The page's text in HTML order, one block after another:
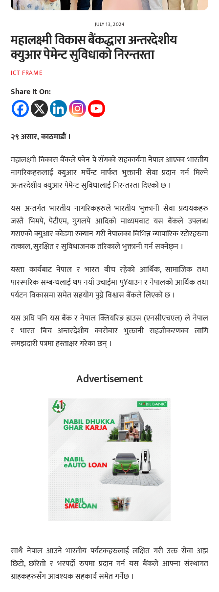
JULY 13, 2024
महालक्ष्मी विकास बैंकद्धारा अन्तरदेशीय
क्युआर पेमेन्ट सुविधाको निरन्तरता
ICT FRAME
Share It On:
२९ असार, काठमाडौं ।
महालक्ष्मी विकास बैंकले फोन पे सँगको सहकार्यमा नेपाल आएका भारतीय
नागरिकहरुलाई क्युआर मर्चेन्ट मार्फत भुक्तानी सेवा प्रदान गर्न मिल्ने
अन्तरदेशीय क्युआर पेमेन्ट सुविधालाई निरन्तरता दिएको छ ।
यस अन्तर्गत भारतीय नागरिकहरुले भारतीय भुक्तानी सेवा प्रदायकहरु
जस्तै भिमपे, पेटीएम, गुगलपे आदिको माध्यमबाट यस बैंकले उपलब्ध
गराएको क्युआर कोडमा स्क्यान गरी नेपालका विभिन्न व्यापारिक स्टोरहरुमा
तत्काल, सुरक्षित र सुविधाजनक तरिकाले भुक्तानी गर्न सक्नेछ्न ।
यस्ता कार्यबाट नेपाल र भारत बीच रहेको आर्थिक, सामाजिक तथा
पारस्परिक सम्बन्धलाई थप नयाँ उचाईमा पु¥याउन र नेपालको आर्थिक तथा
पर्यटन विकासमा समेत सहयोग पुग्ने विश्वास बैंकले लिएको छ ।
यस अघि पनि यस बैंक र नेपाल क्लियरिङ हाउस (एनसीएचएल) ले नेपाल
र भारत बिच अन्तरदेशीय कारोबार भुक्तानी सहजीकरणका लागि
समझदारी पत्रमा हस्ताक्षर गरेका छन् ।
Advertisement
साथै नेपाल आउने भारतीय पर्यटकहरुलाई लक्षित गरी उक्त सेवा अझ
छिटो, छरितो र भरपर्दो रुपमा प्रदान गर्न यस बैंकले आफ्ना संस्थागत
ग्राहकहरुसँग आवश्यक सहकार्य समेत गर्नेछ ।